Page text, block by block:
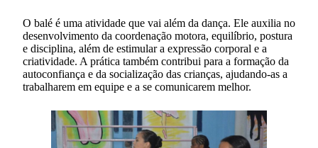
O balé é uma atividade que vai além da dança. Ele auxilia no
desenvolvimento da coordenação motora, equilíbrio, postura
e disciplina, além de estimular a expressão corporal e a
criatividade. A prática também contribui para a formação da
autoconfiança e da socialização das crianças, ajudando-as a
trabalharem em equipe e a se comunicarem melhor.